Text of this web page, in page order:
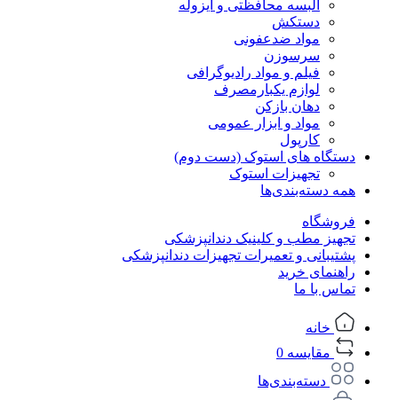
البسه محافظتی و ایزوله
دستکش
مواد ضدعفونی
سرسوزن
فیلم و مواد رادیوگرافی
لوازم یکبارمصرف
دهان بازکن
مواد و ابزار عمومی
کارپول
دستگاه های استوک (دست دوم)
تجهیزات استوک
همه دسته‌بندی‌ها
فروشگاه
تجهیز مطب و کلینیک دندانپزشکی
پشتیبانی و تعمیرات تجهیزات دندانپزشکی
راهنمای خرید
تماس با ما
خانه
مقایسه 0
دسته‌بندی‌ها